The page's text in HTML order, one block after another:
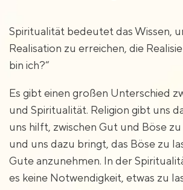
Spiritualität bedeutet das Wissen,
Realisation zu erreichen, die
bin ich?“
Es gibt einen großen Unterschied
und Spiritualität. Religion gibt uns
uns hilft, zwischen Gut und Böse
und uns dazu bringt, das Böse zu
Gute anzunehmen. In der
es keine Notwendigkeit, etwas zu